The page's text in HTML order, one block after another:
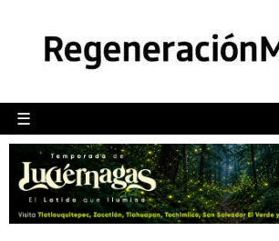
☰
POLÍTICA
CAMALEÓN
OPINIÓN
DEPORTES